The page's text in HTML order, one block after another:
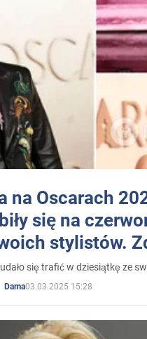
na Oscarach
się na
stylistów.
się trafić w dziesiątkę ze
Dama03.03.2025 15:28